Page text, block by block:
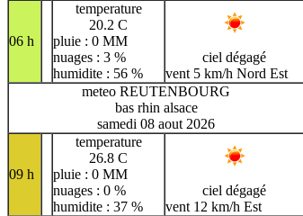
06 h
temperature
20.2 C
pluie : 0 MM
nuages : 3 %
humidite : 56 %
ciel dégagé
vent 5 km/h Nord Est
meteo REUTENBOURG
bas rhin alsace
samedi 08 aout 2026
09 h
temperature
26.8 C
pluie : 0 MM
nuages : 0 %
humidite : 37 %
ciel dégagé
vent 12 km/h Est